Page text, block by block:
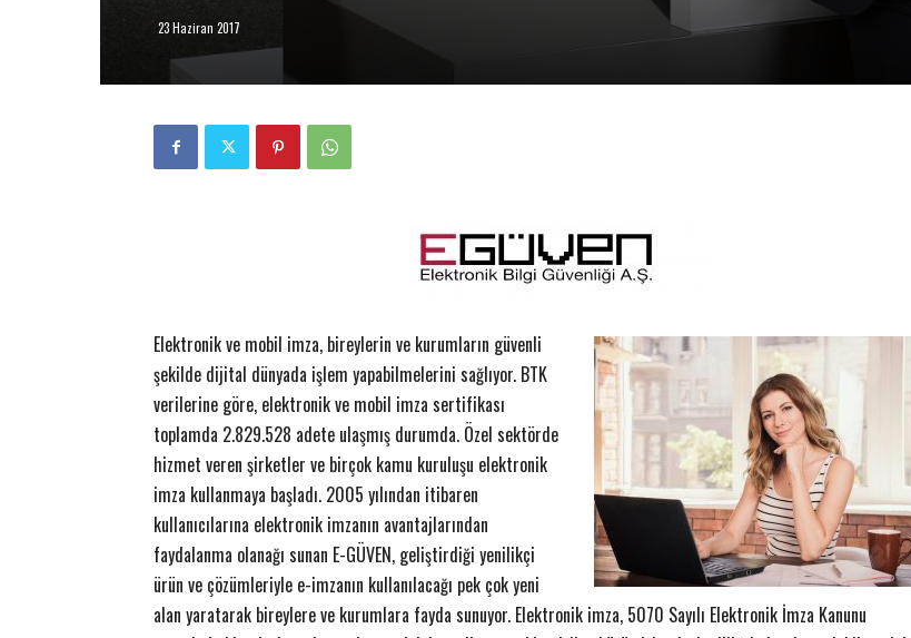
23 Haziran 2017
Elektronik ve mobil imza, bireylerin ve kurumların güvenli
şekilde dijital dünyada işlem yapabilmelerini sağlıyor. BTK
verilerine göre, elektronik ve mobil imza sertifikası
toplamda 2.829.528 adete ulaşmış durumda. Özel sektörde
hizmet veren şirketler ve birçok kamu kuruluşu elektronik
imza kullanmaya başladı. 2005 yılından itibaren
kullanıcılarına elektronik imzanın avantajlarından
faydalanma olanağı sunan E-GÜVEN, geliştirdiği yenilikçi
ürün ve çözümleriyle e-imzanın kullanılacağı pek çok yeni
alan yaratarak bireylere ve kurumlara fayda sunuyor. Elektronik imza, 5070 Sayılı Elektronik İmza Kanunu
futbolu yepyeni bir
ETKİNLİK
Akzirve Challenge Son Ayağı 17 Aralık’ta…
Yener YÜKSEK 12 Aralık 2017
EMLAK
​Konut Alırken 6 “6N” Kurala Dikkat!
Yener YÜKSEK 12 Aralık 2017 0